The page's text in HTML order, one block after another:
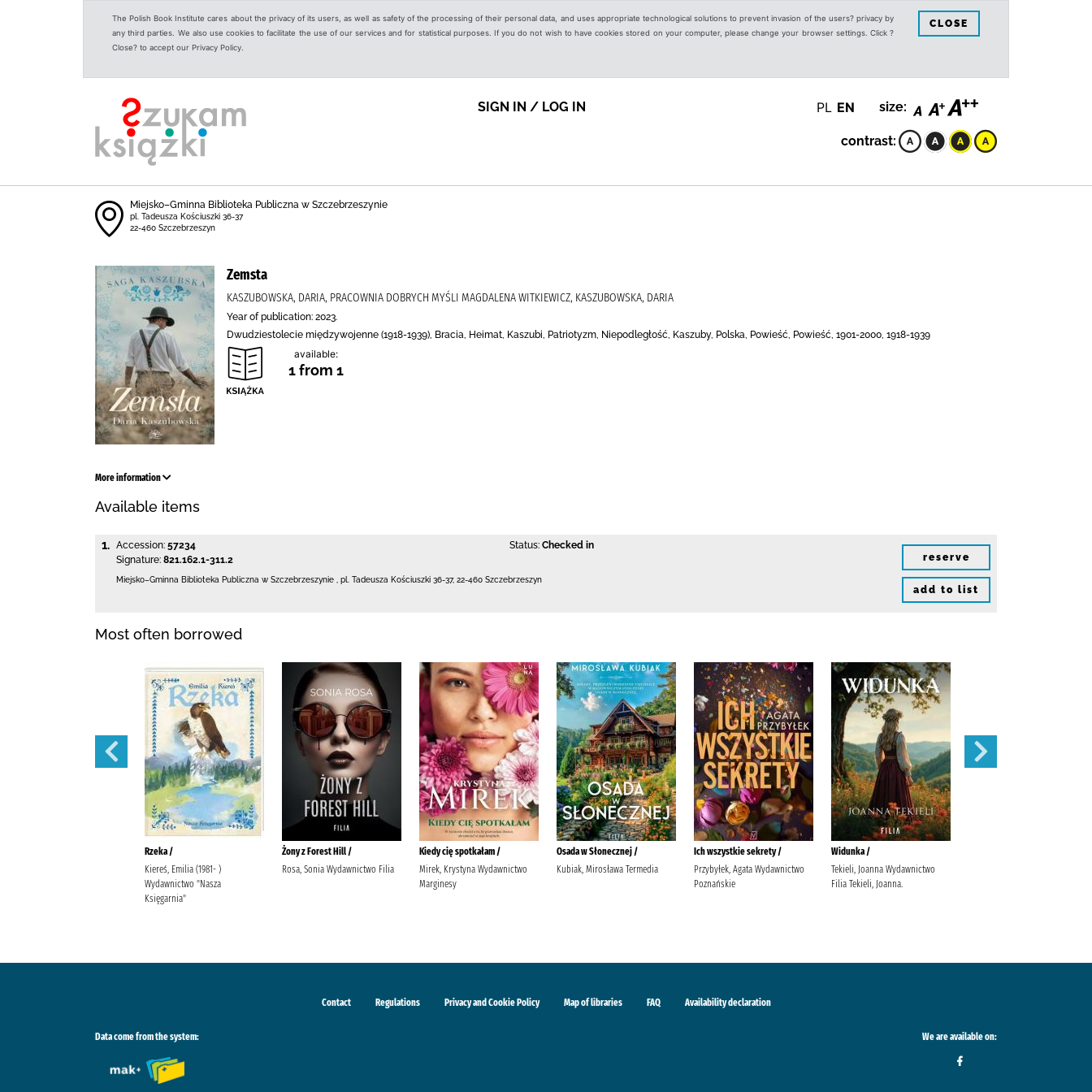
The Polish Book Institute cares about the privacy of its users, as well as safety of the processing of their personal data, and uses appropriate technological solutions to prevent invasion of the users? privacy by
any third parties. We also use cookies to facilitate the use of our services and for statistical purposes. If you do not wish to have cookies stored on your computer, please change your browser settings. Click ?
Close? to accept our Privacy Policy.
CLOSE
SIGN IN / LOG IN PL EN size:
contrast:
Miejsko–Gminna Biblioteka Publiczna w Szczebrzeszynie
pl. Tadeusza Kościuszki 36-37
22-460 Szczebrzeszyn
Zemsta
KASZUBOWSKA, DARIA, PRACOWNIA DOBRYCH MYŚLI MAGDALENA WITKIEWICZ, KASZUBOWSKA, DARIA
Year of publication: 2023.
Dwudziestolecie międzywojenne (1918-1939), Bracia, Heimat, Kaszubi, Patriotyzm, Niepodległość, Kaszuby, Polska, Powieść, Powieść, 1901-2000, 1918-1939
available:
1 from 1
More information
Available items
1. Accession: 57234
Signature: 821.162.1-311.2
Status: Checked in
Miejsko–Gminna Biblioteka Publiczna w Szczebrzeszynie pl. Tadeusza Kościuszki 36-37, 22-460 Szczebrzeszyn
reserve
add to list
Most often borrowed
Rzeka /
Kiereś, Emilia (1981- )
Wydawnictwo "Nasza
Księgarnia"
Żony z Forest Hill /
Rosa, Sonia Wydawnictwo Filia
Kiedy cię spotkałam /
Mirek, Krystyna Wydawnictwo
Marginesy
Osada w Słonecznej /
Kubiak, Mirosława Termedia
Ich wszystkie sekrety /
Przybyłek, Agata Wydawnictwo
Poznańskie
Widunka /
Tekieli, Joanna Wydawnictwo
Filia Tekieli, Joanna.
Contact Regulations Privacy and Cookie Policy Map of libraries FAQ Availability declaration
Data come from the system: We are available on: